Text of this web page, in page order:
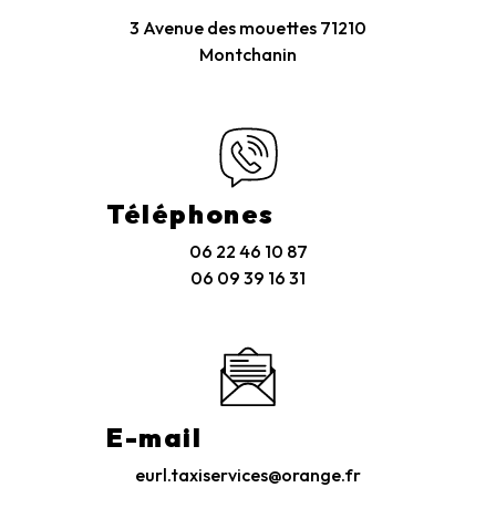
3 Avenue des mouettes 71210
Montchanin
Téléphones
06 22 46 10 87
06 09 39 16 31
E-mail
eurl.taxiservices@orange.fr